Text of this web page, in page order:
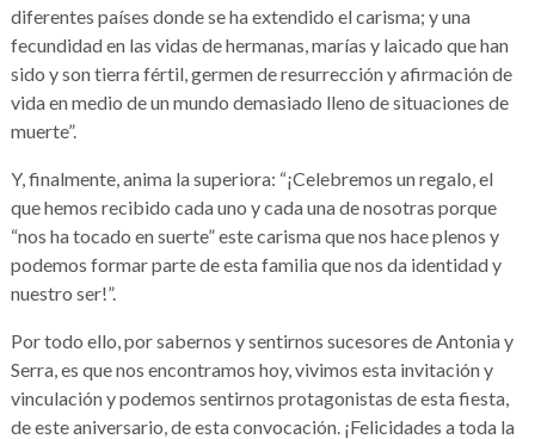
diferentes países donde se ha extendido el carisma; y una
fecundidad en las vidas de hermanas, marías y laicado que han
sido y son tierra fértil, germen de resurrección y afirmación de
vida en medio de un mundo demasiado lleno de situaciones de
muerte”.
Y, finalmente, anima la superiora: “¡Celebremos un regalo, el
que hemos recibido cada uno y cada una de nosotras porque
“nos ha tocado en suerte” este carisma que nos hace plenos y
podemos formar parte de esta familia que nos da identidad y
nuestro ser!”.
Por todo ello, por sabernos y sentirnos sucesores de Antonia y
Serra, es que nos encontramos hoy, vivimos esta invitación y
vinculación y podemos sentirnos protagonistas de esta fiesta,
de este aniversario, de esta convocación. ¡Felicidades a toda la